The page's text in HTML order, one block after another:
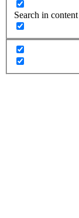
Search in content